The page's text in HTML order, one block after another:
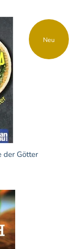
Neu
der Götter